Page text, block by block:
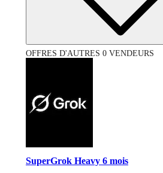
OFFRES D'AUTRES 0 VENDEURS
SuperGrok Heavy 6 mois